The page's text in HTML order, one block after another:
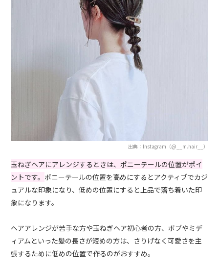
出典：Instagram（@__m.hair__）
玉ねぎヘアにアレンジするときは、ポニーテールの位置がポイ
ントです。ポニーテールの位置を高めにするとアクティブでカジ
ュアルな印象になり、低めの位置にすると上品で落ち着いた印
象になります。
ヘアアレンジが苦手な方や玉ねぎヘア初心者の方、ボブやミデ
ィアムといった髪の長さが短めの方は、さりげなく可愛さを主
張するために低めの位置で作るのがおすすめ。